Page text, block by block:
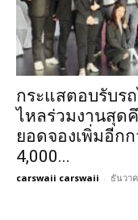
กระแสตอบรับร
ไหลร่วมงานสุด
ยอดจองเพิ่มอีก
4,000...
carswaii carswaii - ธันวา